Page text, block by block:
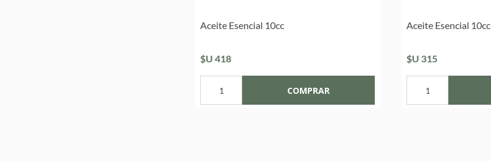
Aceite Esencial 10cc
$U 418
Aceite Esencial 10cc
$U 315